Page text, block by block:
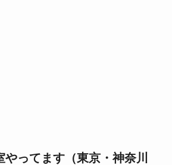
ってます（東京・神奈川